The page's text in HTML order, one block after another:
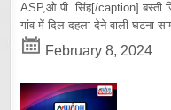
ASP,ओ.पी. सिंह[/caption] बस्ती
गांव में दिल दहला देने वाली घटना
February 8, 2024